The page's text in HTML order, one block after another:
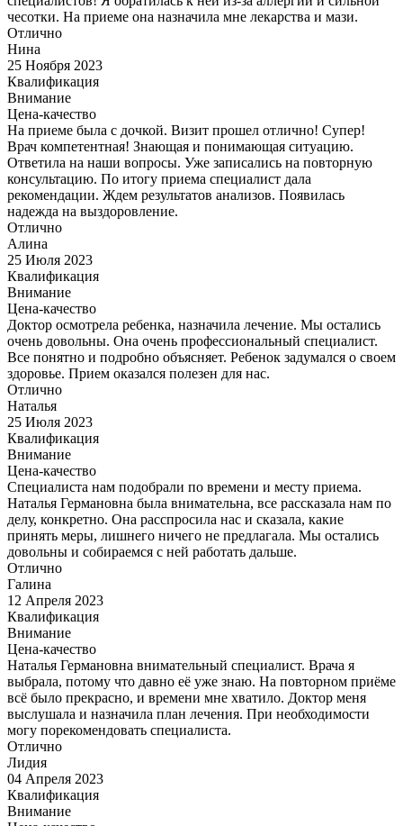
чесотки. На приеме она назначила мне лекарства и мази.
Отлично
Нина
25 Ноября 2023
Квалификация
Внимание
Цена-качество
На приеме была с дочкой. Визит прошел отлично! Супер!
Врач компетентная! Знающая и понимающая ситуацию.
Ответила на наши вопросы. Уже записались на повторную
консультацию. По итогу приема специалист дала
рекомендации. Ждем результатов анализов. Появилась
надежда на выздоровление.
Отлично
Алина
25 Июля 2023
Квалификация
Внимание
Цена-качество
Доктор осмотрела ребенка, назначила лечение. Мы остались
очень довольны. Она очень профессиональный специалист.
Все понятно и подробно объясняет. Ребенок задумался о своем
здоровье. Прием оказался полезен для нас.
Отлично
Наталья
25 Июля 2023
Квалификация
Внимание
Цена-качество
Специалиста нам подобрали по времени и месту приема.
Наталья Германовна была внимательна, все рассказала нам по
делу, конкретно. Она расспросила нас и сказала, какие
принять меры, лишнего ничего не предлагала. Мы остались
довольны и собираемся с ней работать дальше.
Отлично
Галина
12 Апреля 2023
Квалификация
Внимание
Цена-качество
Наталья Германовна внимательный специалист. Врача я
выбрала, потому что давно её уже знаю. На повторном приёме
всё было прекрасно, и времени мне хватило. Доктор меня
выслушала и назначила план лечения. При необходимости
могу порекомендовать специалиста.
Отлично
Лидия
04 Апреля 2023
Квалификация
Внимание